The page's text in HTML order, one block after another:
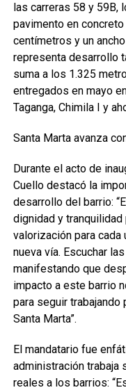
las carreras 58 y 59B,
pavimento en
centímetros y un
representa desarrollo
suma a los 1.325
entregados en mayo
Taganga, Chimila I y
Santa Marta avanza
Durante el acto de
Cuello destacó la
desarrollo del barrio:
dignidad y
valorización para
nueva vía. Escuchar
manifestando que
impacto a este barrio
para seguir
Santa Marta”.
El mandatario fue
administración trabaja
reales a los barrios: